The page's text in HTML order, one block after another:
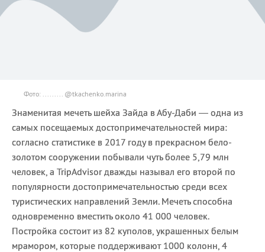
Фото: ......... @tkachenko.marina
Знаменитая мечеть шейха Зайда в Абу-Даби — одна из
самых посещаемых достопримечательностей мира:
согласно статистике в 2017 году в прекрасном бело-
золотом сооружении побывали чуть более 5,79 млн
человек, а TripAdvisor дважды называл его второй по
популярности достопримечательностью среди всех
туристических направлений Земли. Мечеть способна
одновременно вместить около 41 000 человек.
Постройка состоит из 82 куполов, украшенных белым
мрамором, которые поддерживают 1000 колонн, 4